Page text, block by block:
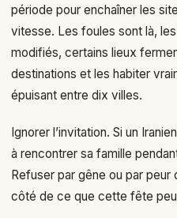
période pour enchaîner les
vitesse. Les foules sont là,
modifiés, certains lieux
destinations et les habiter
épuisant entre dix villes.
Ignorer l’invitation. Si un
à rencontrer sa famille
Refuser par gêne ou par peur
côté de ce que cette fête